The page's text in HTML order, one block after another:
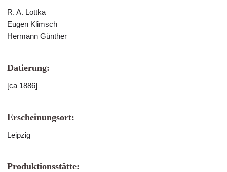
R. A. Lottka
Eugen Klimsch
Hermann Günther
Datierung:
[ca 1886]
Erscheinungsort:
Leipzig
Produktionsstätte: